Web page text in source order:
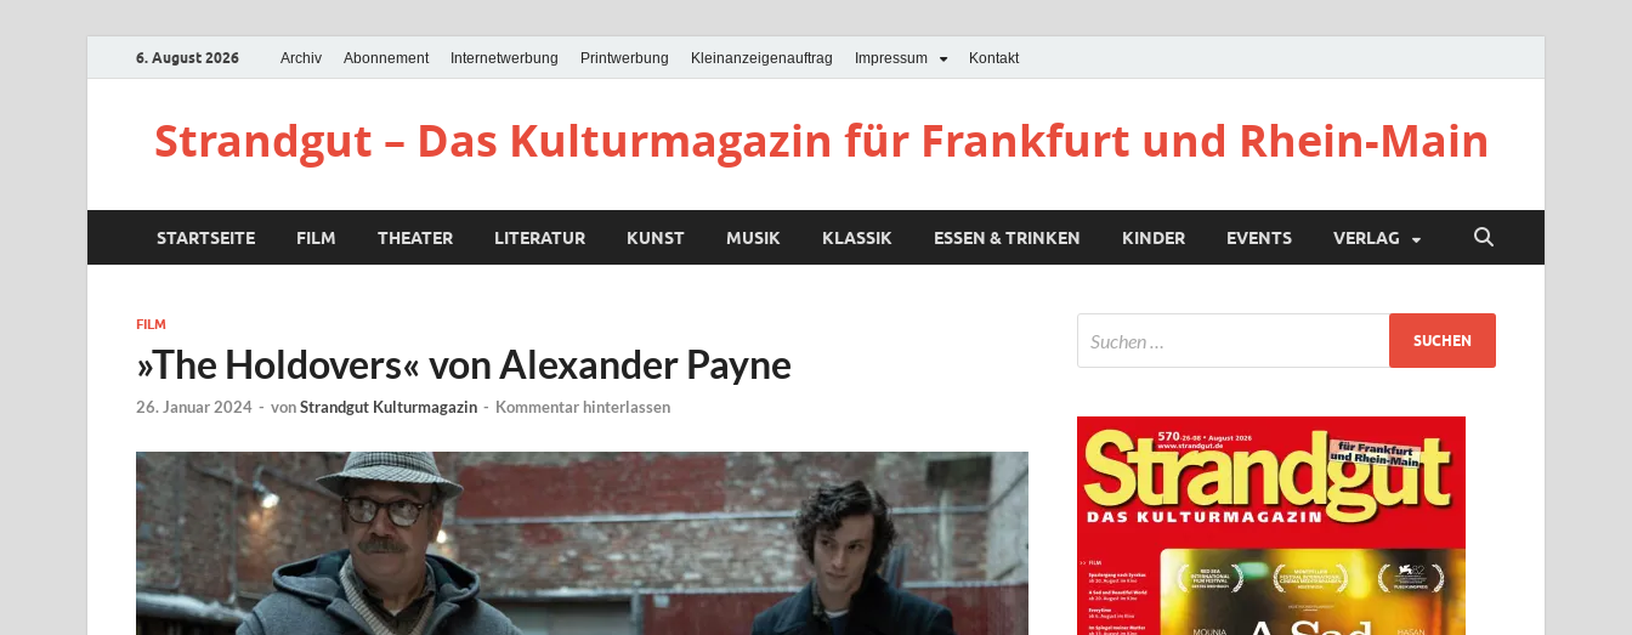
6. August 2026 Archiv Abonnement Internetwerbung Printwerbung Kleinanzeigenauftrag Impressum Kontakt
Strandgut – Das Kulturmagazin für Frankfurt und Rhein-Main
STARTSEITE FILM THEATER LITERATUR KUNST MUSIK KLASSIK ESSEN & TRINKEN KINDER EVENTS VERLAG
FILM
»The Holdovers« von Alexander Payne
26. Januar 2024 - vonStrandgut Kulturmagazin - Kommentar hinterlassen